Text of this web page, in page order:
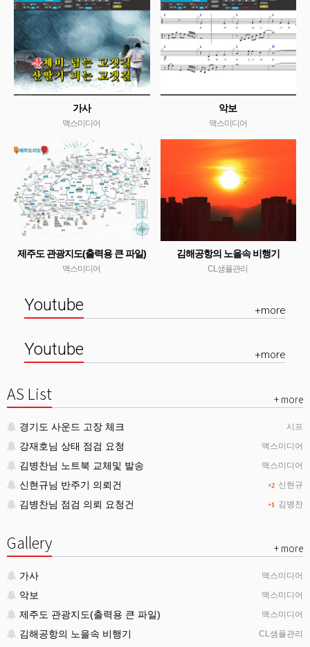
가사
맥스미디어
악보
맥스미디어
제주도 관광지도(출력용 큰 파일)
맥스미디어
김해공항의 노을속 비행기
CL샘플관리
+more
Youtube
+more
Youtube
+ more
AS List
시프
경기도 사운드 고장 체크
맥스미디어
강재호님 상태 점검 요청
맥스미디어
김병찬님 노트북 교체및 발송
+2 신현규
신현규님 반주기 의뢰건
+1 김병찬
김병찬님 점검 의뢰 요청건
+ more
Gallery
맥스미디어
가사
맥스미디어
악보
맥스미디어
제주도 관광지도(출력용 큰 파일)
CL샘플관리
김해공항의 노을속 비행기